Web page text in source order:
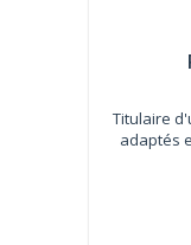
Titulaire
adaptés